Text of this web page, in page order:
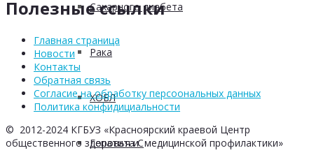
Сахарного диабета
Рака
ХОБЛ
Гепатита С
Полезные ссылки
Главная страница
Новости
Контакты
Обратная связь
Согласие на обработку персоональных данных
Политика конфидициальности
© 2012-2024 КГБУЗ «Красноярский краевой Центр
общественного здоровья и медицинской профилактики»